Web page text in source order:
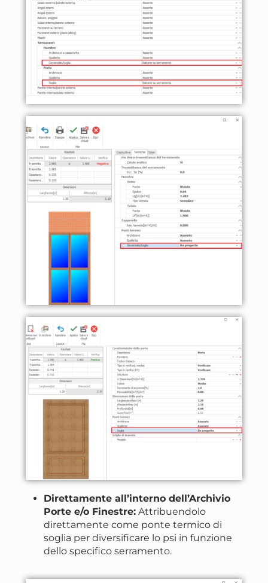
Direttamente all’interno dell’Archivio
Porte e/o Finestre: Attribuendolo
direttamente come ponte termico di
soglia per diversificare lo psi in funzione
dello specifico serramento.